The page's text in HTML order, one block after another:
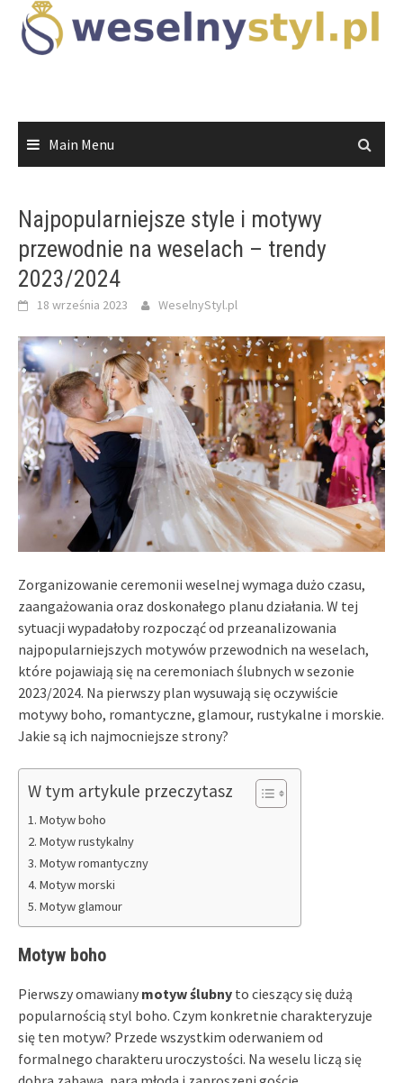
content
Main Menu
Najpopularniejsze style i motywy
przewodnie na weselach – trendy
2023/2024
18 września 2023 WeselnyStyl.pl
Zorganizowanie ceremonii weselnej wymaga dużo czasu,
zaangażowania oraz doskonałego planu działania. W tej
sytuacji wypadałoby rozpocząć od przeanalizowania
najpopularniejszych motywów przewodnich na weselach,
które pojawiają się na ceremoniach ślubnych w sezonie
2023/2024. Na pierwszy plan wysuwają się oczywiście
motywy boho, romantyczne, glamour, rustykalne i morskie.
Jakie są ich najmocniejsze strony?
W tym artykule przeczytasz
Motyw boho
Motyw rustykalny
Motyw romantyczny
Motyw morski
Motyw glamour
Motyw boho
Pierwszy omawiany motyw ślubny to cieszący się dużą
popularnością styl boho. Czym konkretnie charakteryzuje
się ten motyw? Przede wszystkim oderwaniem od
formalnego charakteru uroczystości. Na weselu liczą się